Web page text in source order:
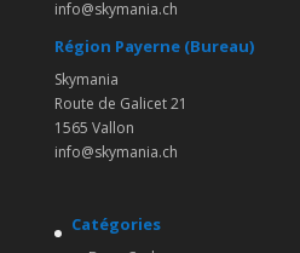
info@skymania.ch
Région Payerne (Bureau)
Skymania
Route de Galicet 21
1565 Vallon
info@skymania.ch
Catégories